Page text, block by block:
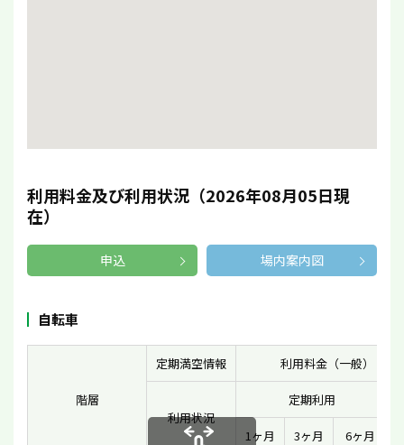
利用料金及び利用状況（2026年08月05日現
在）
申込 場内案内図
自転車
階層
定期満空情報 利用料金（一般）（円
利用状況
定期利用
1ヶ月
3ヶ月 6ヶ月